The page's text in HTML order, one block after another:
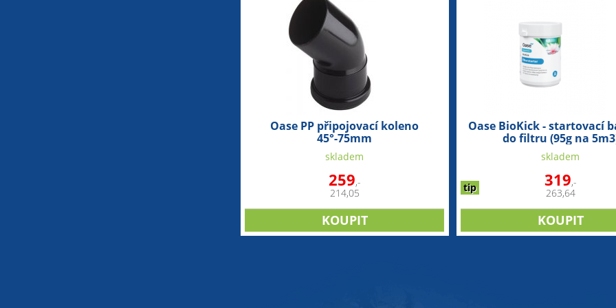
Oase PP připojovací koleno
45°-75mm
skladem
259,-
214,05
Oase BioKick - startovací
do filtru (95g na
tip
skladem
319,-
263,64